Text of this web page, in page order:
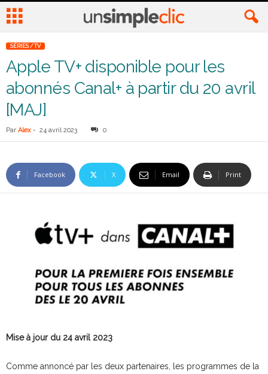
SÉRIES / TV
Apple TV+ disponible pour les
abonnés Canal+ à partir du 20 avril
[MAJ]
Par Alex - 24 avril 2023 0
Facebook X Email Print
Mise à jour du 24 avril 2023
Comme annoncé par les deux partenaires, les programmes de la